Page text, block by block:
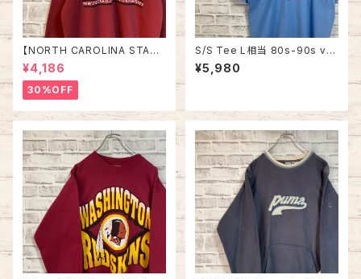
【NORTH CAROLINA STATE
UNIVRTSITY】L/S Sweat L
相当 90s “ NORTH CAROLI
NA STATE UNIVRTSITY” ス
ウェット トレーナー カレッジモノ
カレッジロゴ vintage ヴィンテ
ージ ビンテージ アメリカ USA
古着
¥4,186
30%OFF
S/S Tee L相当 80s-90s vin
tage “CHICAGO” スーベニア
Tシャツ シティビュー 街並み シ
¥5,980